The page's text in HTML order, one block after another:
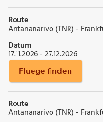
Route
Antananarivo (TNR) -
Datum
17.11.2026 - 27.12.2026
Fluege finden
Route
Antananarivo (TNR) -